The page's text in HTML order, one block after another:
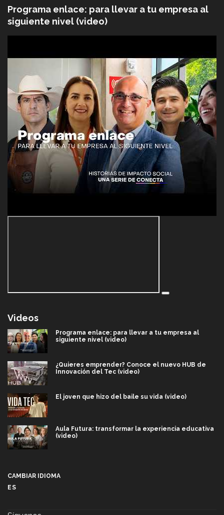
Programa enlace: para llevar a tu empresa al
siguiente nivel (video)
Videos
Programa enlace: para llevar a tu empresa al
siguiente nivel (video)
¿Quieres emprender? Conoce el nuevo HUB de
Innovación del Tec (video)
El joven que hizo del baile su vida (video)
Aula Futura: transformar la experiencia educativa
(video)
CAMBIAR IDIOMA
ES